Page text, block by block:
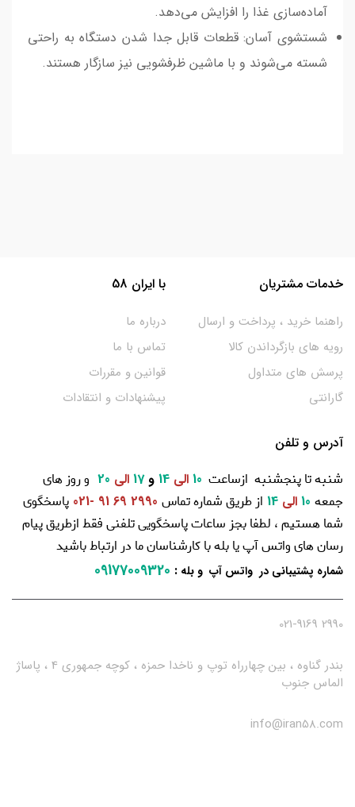
آماده‌سازی غذا را افزایش می‌دهد.
شستشوی آسان: قطعات قابل جدا شدن دستگاه به راحتی
شسته می‌شوند و با ماشین ظرفشویی نیز سازگار هستند.
خدمات مشتریان
راهنما خرید ، پرداخت و ارسال
رویه های بازگرداندن کالا
پرسش های متداول
گارانتی
با ایران 58
درباره ما
تماس با ما
قوانین و مقررات
پیشنهادات و انتقادات
آدرس و تلفن
شنبه تا پنجشنبه ازساعت 10 الی و17 الی
و روز های
جمعه
الی از طریق شماره تماس 2990 69 91 -021
پاسخگوی
شما هستیم ، لطفا بجز ساعات پاسخگویی تلفنی فقط ازطریق پیام
رسان های واتس آپ یا بله با کارشناسان ما در ارتباط باشید
شماره پشتیبانی در واتس آپ و بله :
09177009320
2990 021-9169
بندر گناوه ، بین چهارراه توپ و ناخدا حمزه ، کوچه جمهوری 4 ، پاساژ
الماس جنوب
info@iran58.com